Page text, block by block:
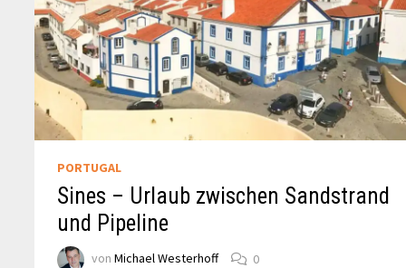
PORTUGAL
Sines – Urlaub zwischen Sandstrand
und Pipeline
vonMichael Westerhoff 0